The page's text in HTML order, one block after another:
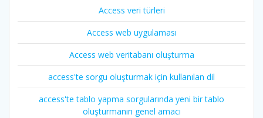
Access veri türleri
Access web uygulaması
Access web veritabanı oluşturma
access'te sorgu oluşturmak için kullanılan dil
access'te tablo yapma sorgularında yeni bir tablo
oluşturmanın genel amacı